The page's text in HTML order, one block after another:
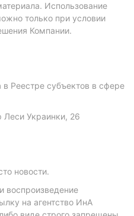
Использование
только при условии
Компании.
Реестре субъектов в сфере
Леси Украинки, 26
новости.
воспроизведение
на агентство ИнА